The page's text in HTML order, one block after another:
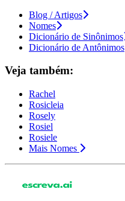
Blog / Artigos
Nomes
Dicionário de Sinônimos
Dicionário de Antônimos
Veja também:
Rachel
Rosicleia
Rosely
Rosiel
Rosiele
Mais Nomes